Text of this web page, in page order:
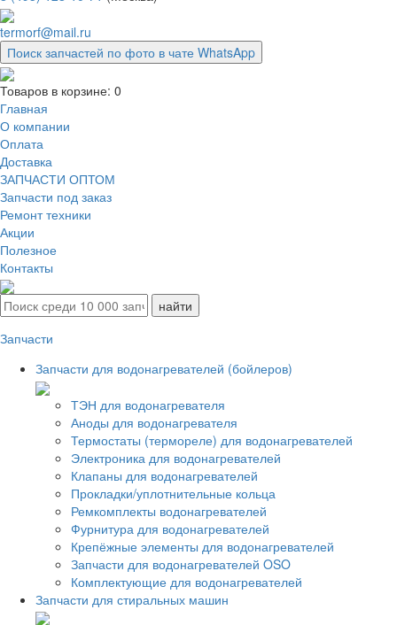
termorf@mail.ru
Поиск запчастей по фото в чате WhatsApp
Товаров в корзине: 0
Главная
О компании
Оплата
Доставка
ЗАПЧАСТИ ОПТОМ
Запчасти под заказ
Ремонт техники
Акции
Полезное
Контакты
Запчасти
Запчасти для водонагревателей (бойлеров)
ТЭН для водонагревателя
Аноды для водонагревателя
Термостаты (термореле) для водонагревателей
Электроника для водонагревателей
Клапаны для водонагревателей
Прокладки/уплотнительные кольца
Ремкомплекты водонагревателей
Фурнитура для водонагревателей
Крепёжные элементы для водонагревателей
Запчасти для водонагревателей OSO
Комплектующие для водонагревателей
Запчасти для стиральных машин